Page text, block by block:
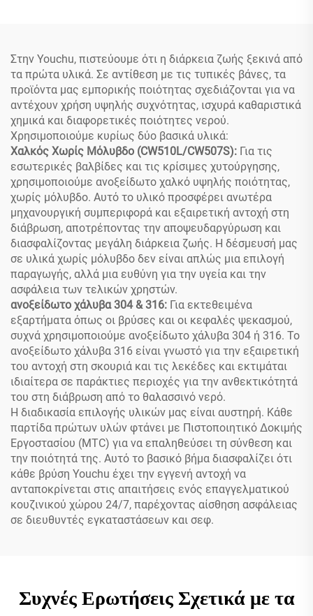
Ξεβγάλματος Για Νιπτήρα Σε
Εμπορικό Κέντρο
Στην Youchu, πιστεύουμε ότι η διάρκεια ζωής ξεκινά από
τα πρώτα υλικά. Σε αντίθεση με τις τυπικές βάνες, τα
προϊόντα μας εμπορικής ποιότητας σχεδιάζονται για να
αντέχουν χρήση υψηλής συχνότητας, ισχυρά καθαριστικά
χημικά και διαφορετικές ποιότητες νερού.
Χρησιμοποιούμε κυρίως δύο βασικά υλικά:
Χαλκός Χωρίς Μόλυβδο (CW510L/CW507S): Για τις
εσωτερικές βαλβίδες και τις κρίσιμες χυτούργησης,
χρησιμοποιούμε ανοξείδωτο χαλκό υψηλής ποιότητας,
χωρίς μόλυβδο. Αυτό το υλικό προσφέρει ανωτέρα
μηχανουργική συμπεριφορά και εξαιρετική αντοχή στη
διάβρωση, αποτρέποντας την αποψευδαργύρωση και
διασφαλίζοντας μεγάλη διάρκεια ζωής. Η δέσμευσή μας
σε υλικά χωρίς μόλυβδο δεν είναι απλώς μια επιλογή
παραγωγής, αλλά μια ευθύνη για την υγεία και την
ασφάλεια των τελικών χρηστών.
ανοξείδωτο χάλυβα 304 & 316: Για εκτεθειμένα
εξαρτήματα όπως οι βρύσες και οι κεφαλές ψεκασμού,
συχνά χρησιμοποιούμε ανοξείδωτο χάλυβα 304 ή 316. Το
ανοξείδωτο χάλυβα 316 είναι γνωστό για την εξαιρετική
του αντοχή στη σκουριά και τις λεκέδες και εκτιμάται
ιδιαίτερα σε παράκτιες περιοχές για την ανθεκτικότητά
του στη διάβρωση από το θαλασσινό νερό.
Η διαδικασία επιλογής υλικών μας είναι αυστηρή. Κάθε
παρτίδα πρώτων υλών φτάνει με Πιστοποιητικό Δοκιμής
Εργοστασίου (MTC) για να επαληθεύσει τη σύνθεση και
την ποιότητά της. Αυτό το βασικό βήμα διασφαλίζει ότι
κάθε βρύση Youchu έχει την εγγενή αντοχή να
ανταποκρίνεται στις απαιτήσεις ενός επαγγελματικού
κουζινικού χώρου 24/7, παρέχοντας αίσθηση ασφάλειας
σε διευθυντές εγκαταστάσεων και σεφ.
Συχνές Ερωτήσεις Σχετικά με τα